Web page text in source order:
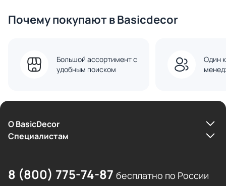
Почему покупают в Basicdecor
Большой ассортимент с
удобным поиском
Один
О BasicDecor
Cпециалистам
8 (800) 775-74-87 бесплатно по России